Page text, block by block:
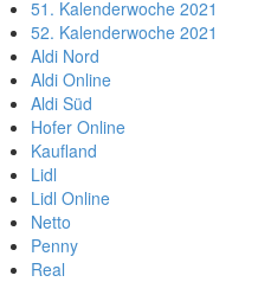
51. Kalenderwoche 2021
52. Kalenderwoche 2021
Aldi Nord
Aldi Online
Aldi Süd
Hofer Online
Kaufland
Lidl
Lidl Online
Netto
Penny
Real